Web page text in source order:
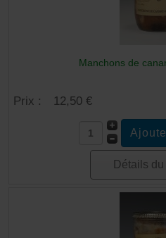
Manchons de
Prix : 12,50 €
Détails